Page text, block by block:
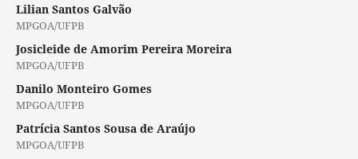
Lilian Santos Galvão
MPGOA/UFPB
Josicleide de Amorim Pereira Moreira
MPGOA/UFPB
Danilo Monteiro Gomes
MPGOA/UFPB
Patrícia Santos Sousa de Araújo
MPGOA/UFPB